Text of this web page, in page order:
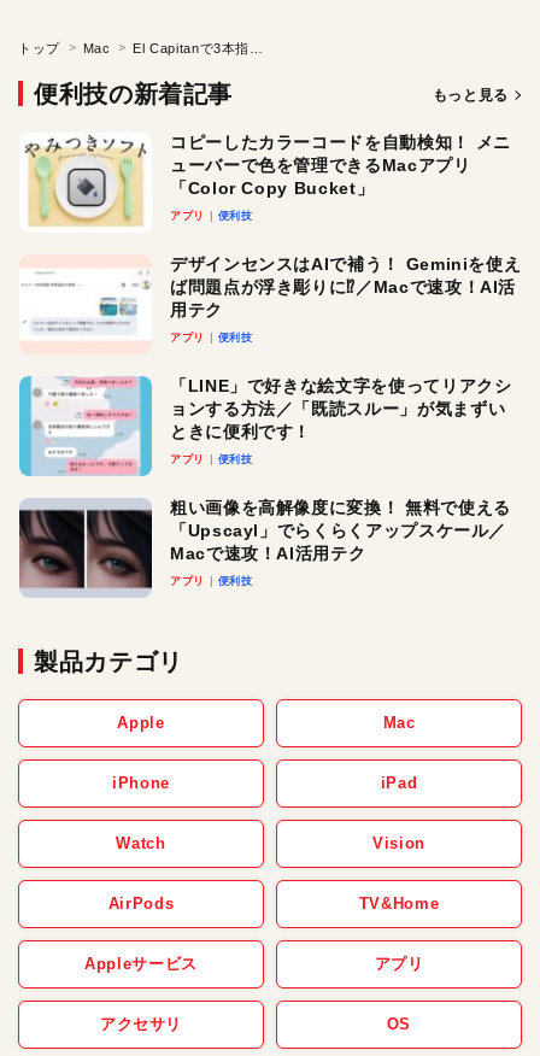
トップ Mac
便利技の新着記事 もっと見る
コピーしたカラーコードを自動検知！ メニ
ューバーで色を管理できるMacアプリ
「Color Copy Bucket」
アプリ 便利技
デザインセンスはAIで補う！ Geminiを使え
ば問題点が浮き彫りに⁉︎／Macで速攻！AI活
用テク
アプリ 便利技
「LINE」で好きな絵文字を使ってリアクシ
ョンする方法／「既読スルー」が気まずい
ときに便利です！
アプリ 便利技
粗い画像を高解像度に変換！ 無料で使える
「Upscayl」でらくらくアップスケール／
Macで速攻！AI活用テク
アプリ 便利技
製品カテゴリ
Apple Mac
iPhone iPad
Watch Vision
AirPods TV&Home
Appleサービス アプリ
アクセサリ OS